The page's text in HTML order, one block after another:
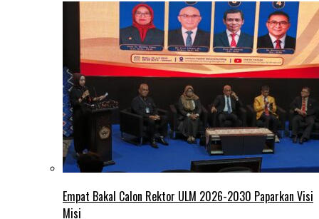
Empat Bakal Calon Rektor ULM 2026-2030 Paparkan Visi
Misi